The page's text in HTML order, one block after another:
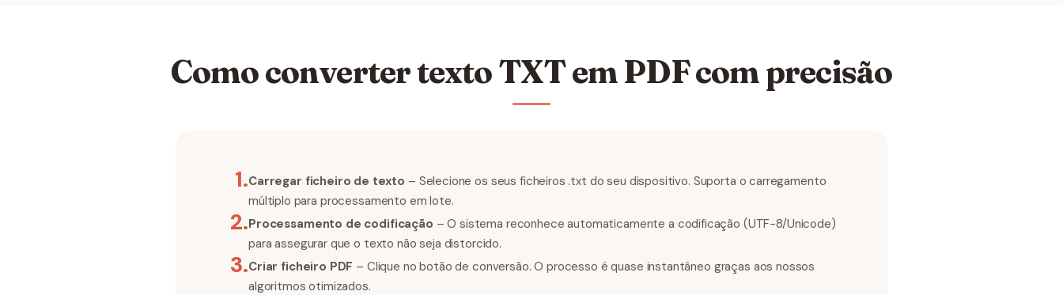
Como converter texto TXT em PDF com precisão
1.Carregar ficheiro de texto – Selecione os seus ficheiros .txt do seu dispositivo. Suporta o carregamento
múltiplo para processamento em lote.
2.Processamento de codificação – O sistema reconhece automaticamente a codificação (UTF-8/Unicode)
para assegurar que o texto não seja distorcido.
3.Criar ficheiro PDF – Clique no botão de conversão. O processo é quase instantâneo graças aos nossos
algoritmos otimizados.